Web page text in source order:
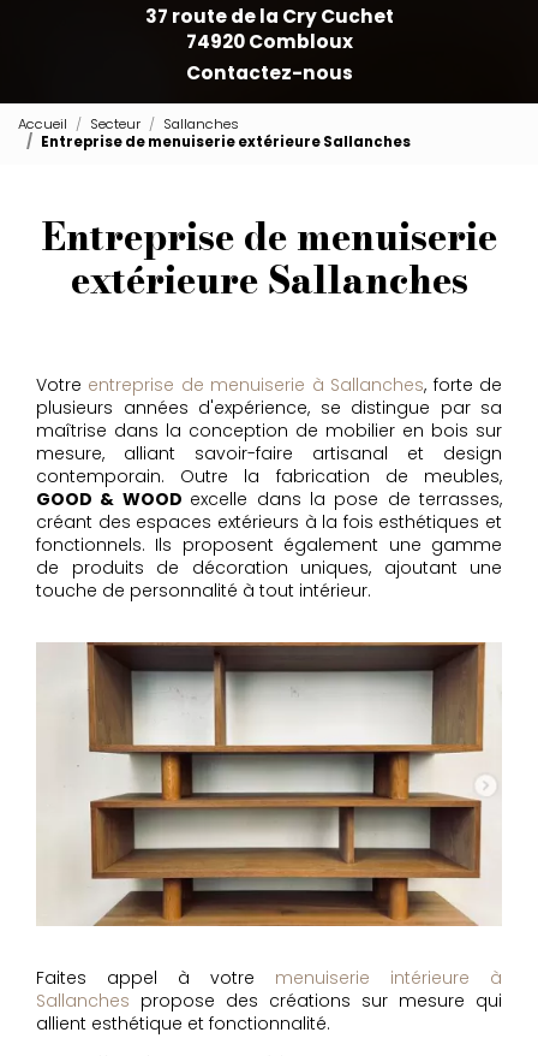
37 route de la Cry Cuchet
74920 Combloux
Contactez-nous
Accueil Secteur
Sallanches
Entreprise de menuiserie extérieure Sallanches
Entreprise de menuiserie
extérieure Sallanches
Votre entreprise de menuiserie à Sallanches, forte de
plusieurs années d'expérience, se distingue par sa
maîtrise dans la conception de mobilier en bois sur
mesure, alliant savoir-faire artisanal et design
contemporain. Outre la fabrication de meubles,
GOOD & WOOD excelle dans la pose de terrasses,
créant des espaces extérieurs à la fois esthétiques et
fonctionnels. Ils proposent également une gamme
de produits de décoration uniques, ajoutant une
touche de personnalité à tout intérieur.
Faites appel à votre menuiserie intérieure à
Sallanches propose des créations sur mesure qui
allient esthétique et fonctionnalité.